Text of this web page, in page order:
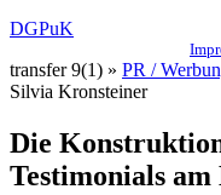
DGPuK
transfer 9(1) » PR /
Silvia Kronsteiner
Die
Testimonials